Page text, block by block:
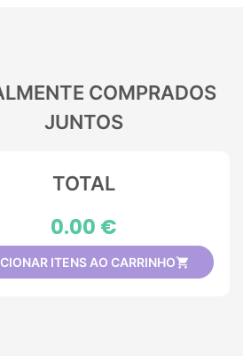
COMPRADOS
JUNTOS
TOTAL
0.00 €
ITENS AO CARRINHO